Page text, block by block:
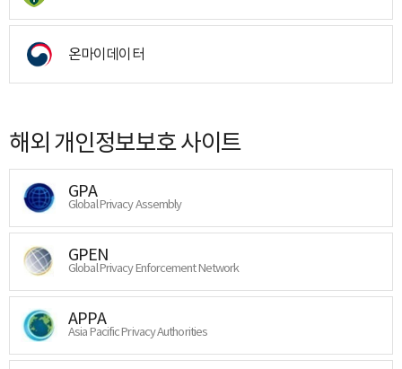
온마이데이터
해외 개인정보보호 사이트
GPA
Global Privacy Assembly
GPEN
Global Privacy Enforcement Network
APPA
Asia Pacific Privacy Authorities